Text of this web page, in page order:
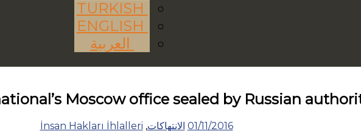
العربية
Moscow office sealed by Russian
01/11/2016 الانتهاكات,
İnsan Hakları İhlalleri